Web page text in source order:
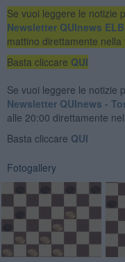
Se vuoi leggere le notizie
Newsletter QUInews
mattino direttamente nella
Basta cliccare QUI
Se vuoi leggere le notizie
Newsletter QUInews -
alle 20:00 direttamente
Basta cliccare QUI
Fotogallery